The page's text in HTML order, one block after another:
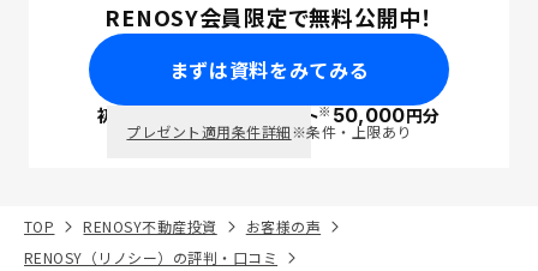
RENOSY会員限定で無料公開中！
まずは資料をみてみる
初回面談で ポイント※50,000円分
プレゼント適用条件詳細※条件・上限あり
TOP RENOSY不動産投資
お客様の声
RENOSY（リノシー）の評判・口コミ